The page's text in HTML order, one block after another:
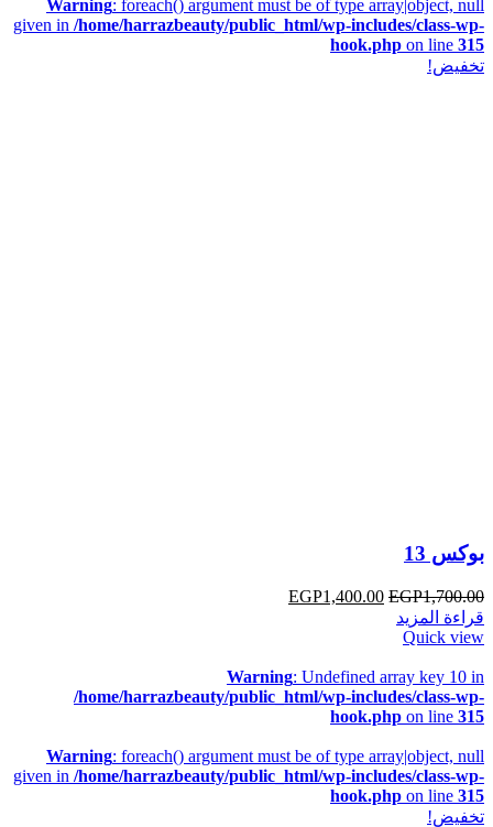
Warning: foreach() argument must be of type array|object, null
given in /home/harrazbeauty/public_html/wp-includes/class-wp-
hook.php on line 315
تخفيض!
بوكس 13
EGP1,700.00
EGP1,400.00
قراءة المزيد
Quick view
Warning: Undefined array key 10 in
/home/harrazbeauty/public_html/wp-includes/class-wp-
hook.php on line 315
Warning: foreach() argument must be of type array|object, null
given in /home/harrazbeauty/public_html/wp-includes/class-wp-
hook.php on line 315
تخفيض!